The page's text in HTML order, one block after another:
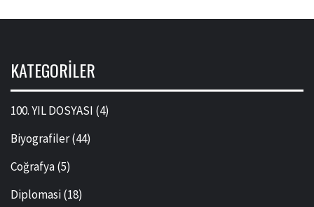
KATEGORILER
100. YIL DOSYASI (4)
Biyografiler(44)
Coğrafya(5)
Diplomasi(18)